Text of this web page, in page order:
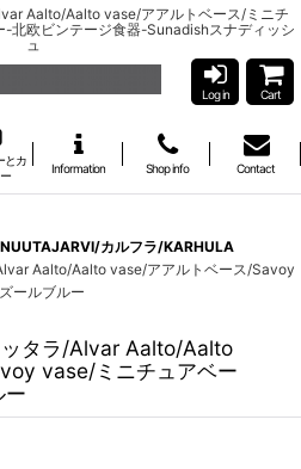
Aalto/Aalto vase/アアルトベース/ミニチ
北欧ビンテージ食器-Sunadishスナディッシ
ュ
Log in Cart
とカ
Information Shop info Contact
カルフラ/KARHULA
Aalto/Aalto vase/アアルトベース/Savoy
ールブルー
タラ/Alvar Aalto/Aalto
vase/ミニチュアベー